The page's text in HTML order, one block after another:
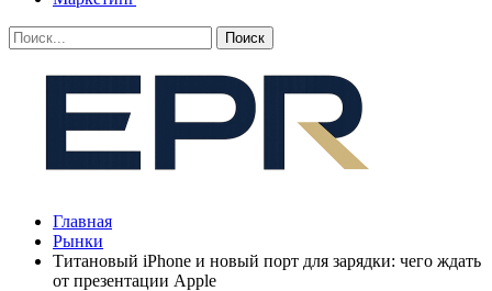
Главная
Рынки
Титановый iPhone и новый порт для зарядки: чего ждать
от презентации Apple